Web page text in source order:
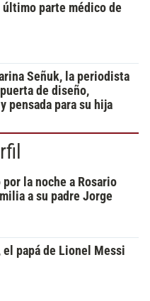
último parte médico de
Señuk, la periodista
de diseño,
pensada para su hija
la noche a Rosario
a su padre Jorge
papá de Lionel Messi